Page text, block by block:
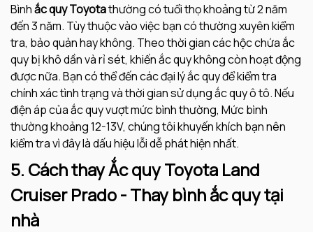
Bìnhắc quy Toyotathường có tuổi thọ khoảng từ 2 năm
đến 3 năm. Tùy thuộc vào việc bạn có thường xuyên kiểm
tra, bảo quản hay không. Theo thời gian các hộc chứa ắc
quy bị khô dần và rỉ sét, khiến ắc quy không còn hoạt động
được nữa. Bạn có thể đến các đại lý ắc quy để kiểm tra
chính xác tình trạng và thời gian sử dụng ắc quy ô tô. Nếu
điện áp của ắc quy vượt mức bình thường, Mức bình
thường khoảng 12-13V, chúng tôi khuyến khích bạn nên
kiểm tra vì đây là dấu hiệu lỗi dễ phát hiện nhất.
5. Cách thay Ắc quy Toyota Land
Cruiser Prado - Thay bình ắc quy tại
nhà